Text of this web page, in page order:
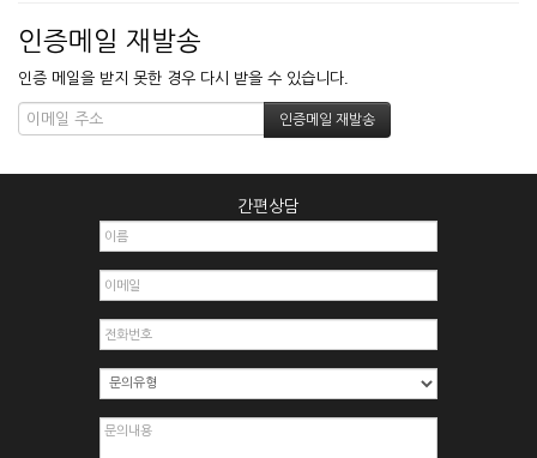
인증메일 재발송
인증 메일을 받지 못한 경우 다시 받을 수 있습니다.
간편상담